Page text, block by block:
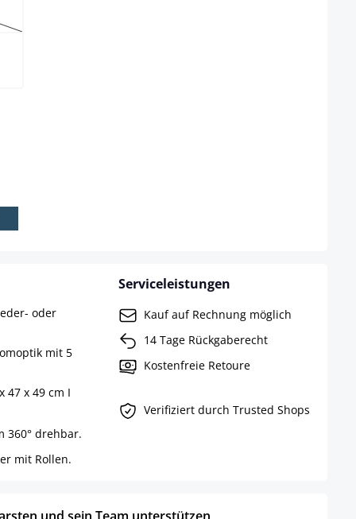
ist zurzeit nicht verfügbar.)
nicht verfügbar.)
oder
mit 5
47 x 49 cm I
360° drehbar.
mit Rollen.
Serviceleistungen
Kauf auf Rechnung möglich
14 Tage Rückgaberecht
Kostenfreie Retoure
Verifiziert durch Trusted Shops